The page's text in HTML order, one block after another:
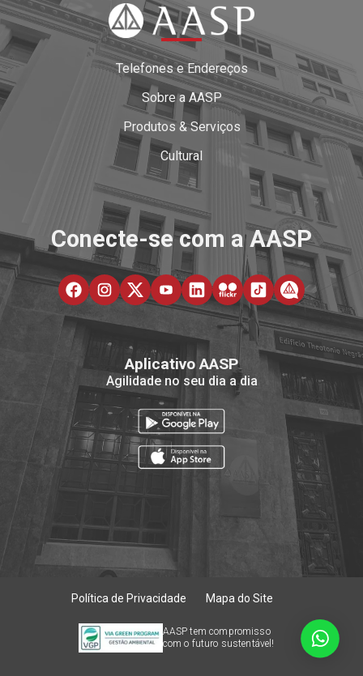
Telefones e Endereços
Sobre a AASP
Produtos & Serviços
Cultural
Conecte-se com a AASP
Aplicativo AASP
Agilidade no seu dia a dia
Política de Privacidade Mapa do Site
AASP tem compromisso
com o futuro sustentável!